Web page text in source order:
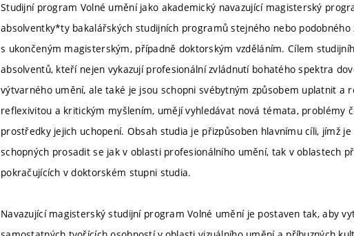
Studijní program Volné umění jako akademický navazující magisterský
absolventky*ty bakalářských studijních programů stejného nebo
s ukončeným magisterským, případně doktorským vzděláním. Cílem
absolventů, kteří nejen vykazují profesionální zvládnutí bohatého spektra
výtvarného umění, ale také je jsou schopni svébytným způsobem uplatnit a
reflexivitou a kritickým myšlením, umějí vyhledávat nová témata, problémy
prostředky jejich uchopení. Obsah studia je přizpůsoben hlavnímu cíli, jímž
schopných prosadit se jak v oblasti profesionálního umění, tak v oblastech
pokračujících v doktorském stupni studia.
Navazující magisterský studijní program Volné umění je postaven tak, aby